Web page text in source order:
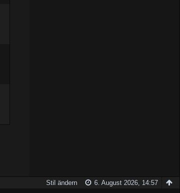
6. August 2026, 14:57
Stil ändern